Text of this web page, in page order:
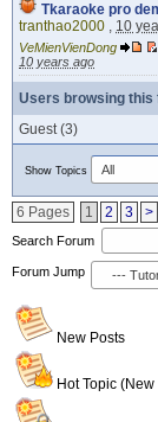
Tkaraoke pro
tranthao2000 , 10
VeMienVienDong
10 years ago
Users browsing this
Guest(3)
Show Topics
6 Pages 1 2 3 >
Search Forum
Forum Jump
New Posts
Hot Topic